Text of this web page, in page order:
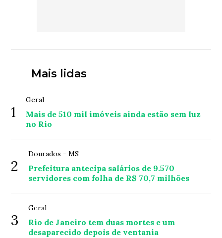
Mais lidas
1
Geral
Mais de 510 mil imóveis ainda estão sem luz
no Rio
2
Dourados - MS
Prefeitura antecipa salários de 9.570
servidores com folha de R$ 70,7 milhões
3
Geral
Rio de Janeiro tem duas mortes e um
desaparecido depois de ventania